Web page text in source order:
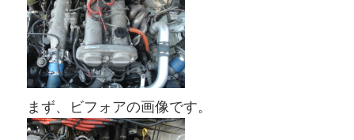
まず、ビフォアの画像です。